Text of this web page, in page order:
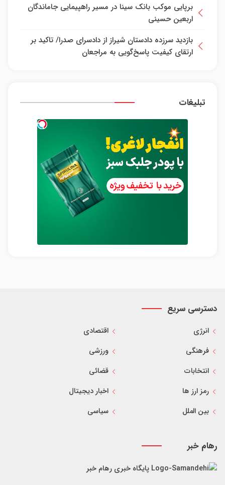
برپایی موکب بانک سینا در مسیر راهپیمایی جاماندگان
اربعین حسینی
بازدید سرزده دادستان شیراز از دادسرای صدرا/ تاکید بر
ارتقای کیفیت پاسخ‌گویی به مراجعان
تبلیغات
دسترسی سریع
انرژی
اقتصادی
فرهنگی
ورزشی
انتخابات
قضائی
رمز ارز ها
اخبار دیجیتال
بین الملل
سیاسی
رهام خبر
پایگاه خبری رهام خبر